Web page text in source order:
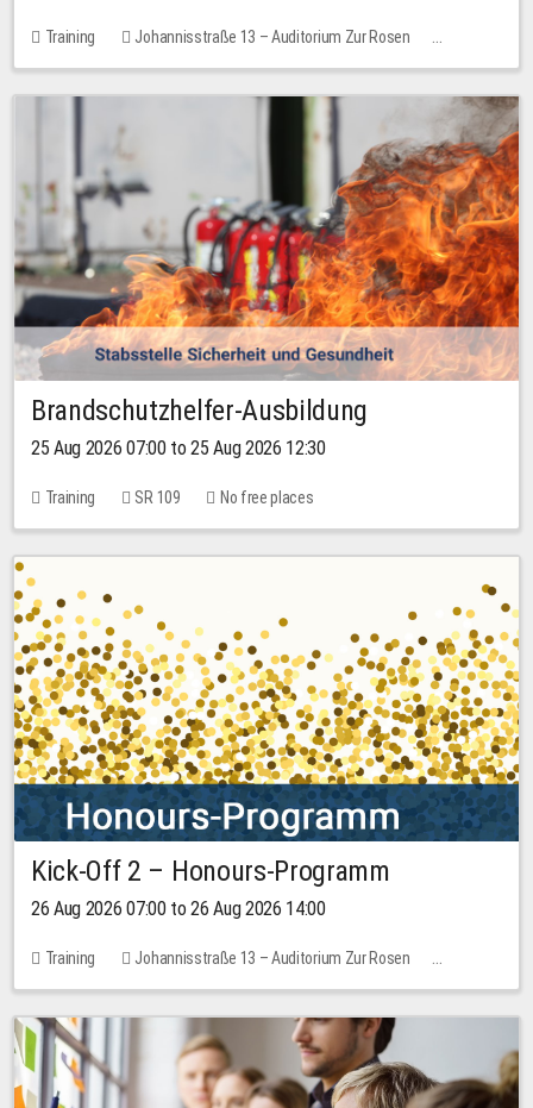
Training
Johannisstraße 13 – Auditorium Zur Rosen
1 place
30.00 EUR
Brandschutzhelfer-Ausbildung
25 Aug 2026 07:00 to 25 Aug 2026 12:30
Training SR 109 No free places
Kick-Off 2 – Honours-Programm
26 Aug 2026 07:00 to 26 Aug 2026 14:00
Training
Johannisstraße 13 – Auditorium Zur Rosen
No free places